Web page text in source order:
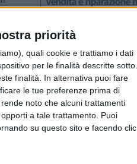
priorità
quali cookie e trattiamo i dati
per le finalità descritte sotto.
finalità. In alternativa puoi fare
le tue preferenze prima di
noto che alcuni trattamenti
a tale trattamento. Puoi
su questo sito e facendo clic